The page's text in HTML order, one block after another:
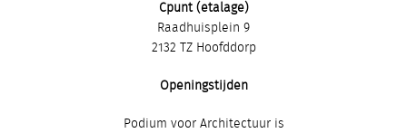
Cpunt (etalage)
Raadhuisplein 9
2132 TZ Hoofddorp
Openingstijden
Podium voor Architectuur is